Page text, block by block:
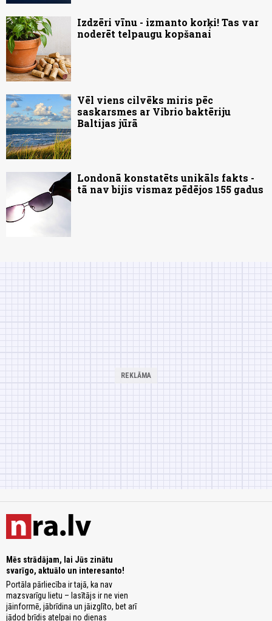
Izdzēri vīnu - izmanto korķi! Tas var
noderēt telpaugu kopšanai
Vēl viens cilvēks miris pēc
saskarsmes ar Vibrio baktēriju
Baltijas jūrā
Londonā konstatēts unikāls fakts -
tā nav bijis vismaz pēdējos 155 gadus
Mēs strādājam, lai Jūs zinātu
svarīgo, aktuālo un interesanto!
Portāla pārliecība ir tajā, ka nav
mazsvarīgu lietu – lasītājs ir ne vien
jāinformē, jābrīdina un jāizglīto, bet arī
jādod brīdis atelpai no dienas